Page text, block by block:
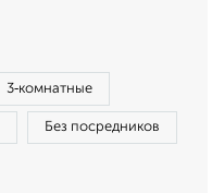
3‑комнатные
Без посредников